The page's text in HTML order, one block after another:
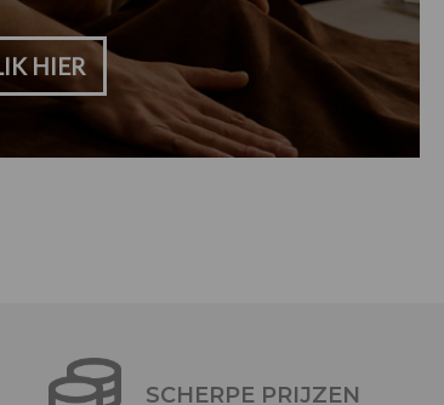
HIER
SCHERPE PRIJZEN